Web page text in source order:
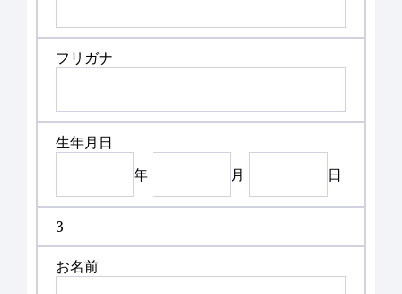
フリガナ
生年月日
年
月 日
3
お名前